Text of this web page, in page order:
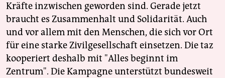
Kräfte inzwischen geworden sind. Gerade jetzt
braucht es Zusammenhalt und Solidarität. Auch
und vor allem mit den Menschen, die sich vor Ort
für eine starke Zivilgesellschaft einsetzen. Die taz
kooperiert deshalb mit "Alles beginnt im
Zentrum". Die Kampagne unterstützt bundesweit